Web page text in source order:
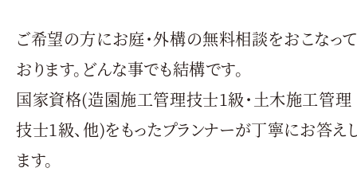
ご希望の方にお庭・外構の無料相談をおこなって
おります。どんな事でも結構です。
国家資格(造園施工管理技士1級・土木施工管理
技士1級、他)をもったプランナーが丁寧にお答え
ます。